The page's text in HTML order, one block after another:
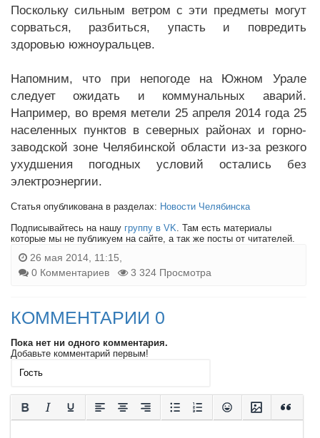
Поскольку сильным ветром с эти предметы могут
сорваться, разбиться, упасть и повредить
здоровью южноуральцев.
Напомним, что при непогоде на Южном Урале
следует ожидать и коммунальных аварий.
Например, во время метели 25 апреля 2014 года 25
населенных пунктов в северных районах и горно-
заводской зоне Челябинской области из-за резкого
ухудшения погодных условий остались без
электроэнергии.
Статья опубликована в разделах: Новости Челябинска
Подписывайтесь на нашу группу в VK . Там есть материалы
которые мы не публикуем на сайте, а так же посты от читателей.
26 мая 2014, 11:15,
0 Комментариев
3 324 Просмотра
КОММЕНТАРИИ 0
Пока нет ни одного комментария.
Добавьте комментарий первым!